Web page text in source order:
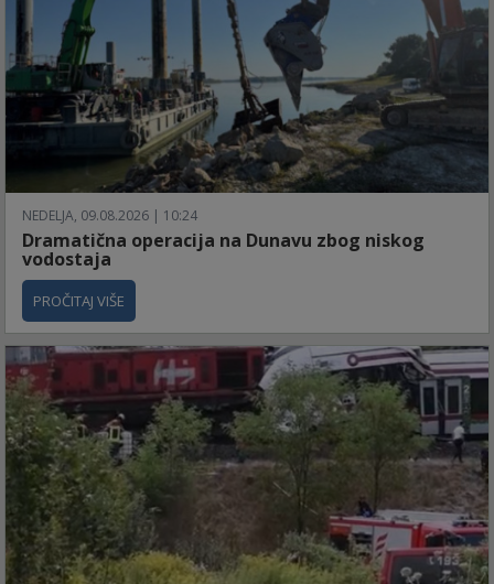
NEDELJA, 09.08.2026 | 10:24
Dramatična operacija na Dunavu zbog niskog
vodostaja
PROČITAJ VIŠE